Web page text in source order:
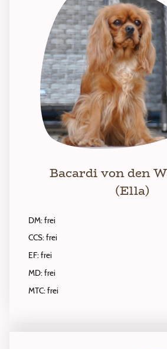
Bacardi von den
(Ella)
DM: frei
CCS: frei
EF: frei
MD: frei
MTC: frei